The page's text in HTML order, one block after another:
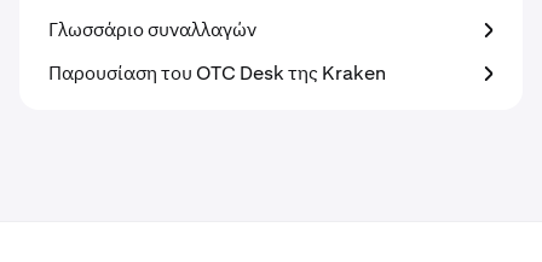
Γλωσσάριο συναλλαγών
Παρουσίαση του OTC Desk της Kraken